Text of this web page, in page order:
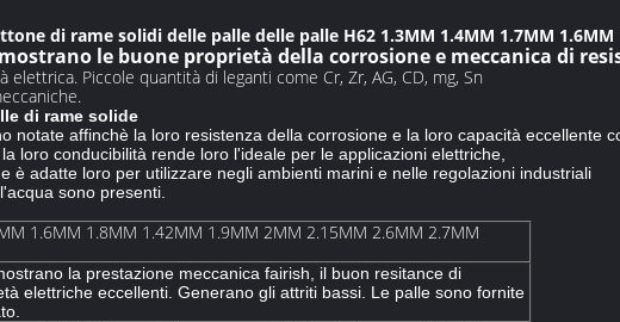
di rame solidi delle palle delle palle H62 1.3MM 1.4MM 1.7MM 1.6MM
le buone proprietà della corrosione e meccanica di
Piccole quantità di leganti come Cr, Zr, AG, CD, mg, Sn
di rame solide
notate affinchè la loro resistenza della corrosione e la loro capacità eccellente
loro conducibilità rende loro l'ideale per le applicazioni elettriche,
è adatte loro per utilizzare negli ambienti marini e nelle regolazioni industriali
sono presenti.
1.6MM 1.8MM 1.42MM 1.9MM 2MM 2.15MM 2.6MM 2.7MM
la prestazione meccanica fairish, il buon resitance di
elettriche eccellenti. Generano gli attriti bassi. Le palle sono fornite